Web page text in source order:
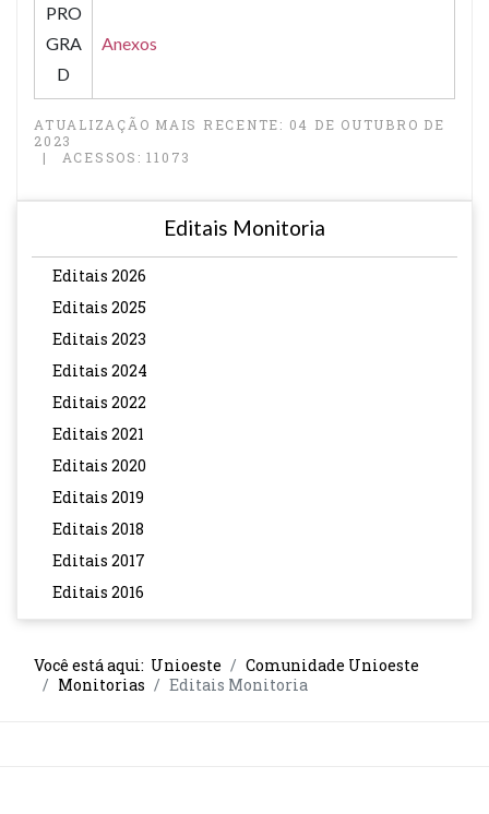
PRO
GRA
D
Anexos
ATUALIZAÇÃO MAIS RECENTE: 04 DE OUTUBRO DE
2023
ACESSOS: 11073
Editais Monitoria
Editais 2026
Editais 2025
Editais 2023
Editais 2024
Editais 2022
Editais 2021
Editais 2020
Editais 2019
Editais 2018
Editais 2017
Editais 2016
Você está aqui: Unioeste
Comunidade Unioeste
Monitorias
Editais Monitoria